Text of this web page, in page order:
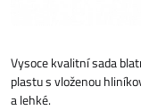
Vysoce kvalitní sada
plastu s vloženou
a lehké.